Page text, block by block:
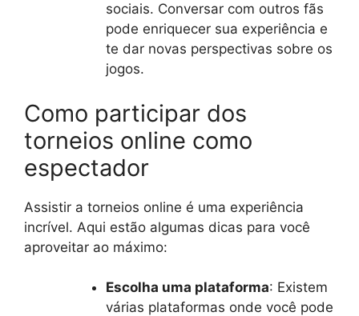
sociais. Conversar com outros fãs
pode enriquecer sua experiência e
te dar novas perspectivas sobre os
jogos.
Como participar dos
torneios online como
espectador
Assistir a torneios online é uma experiência
incrível. Aqui estão algumas dicas para você
aproveitar ao máximo:
Escolha uma plataforma: Existem
várias plataformas onde você pode